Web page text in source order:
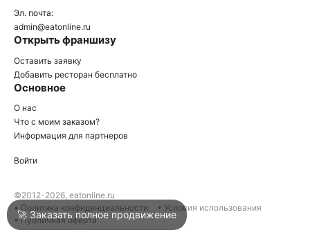
Войти
Написать в техподдержку
Эл. почта:
admin@eatonline.ru
Открыть франшизу
Оставить заявку
Добавить ресторан бесплатно
Основное
О нас
Что с моим заказом?
Информация для партнеров
Войти
©2012-2026, eatonline.ru
• Политика конфиденциальности
• Условия использования
• Публичная оферта
🚀 Заказать полное продвижение